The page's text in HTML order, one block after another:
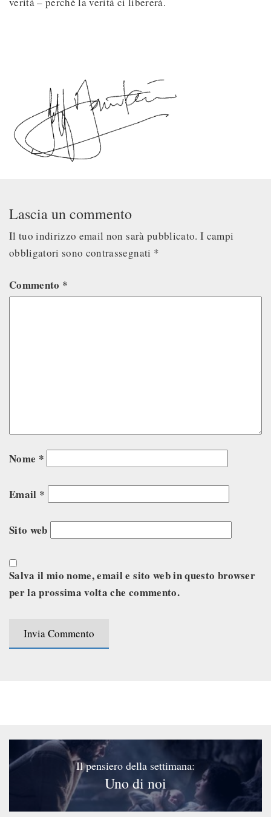
Lascia un commento
Il tuo indirizzo email non sarà pubblicato. I campi
obbligatori sono contrassegnati *
Commento *
Nome *
Email *
Sito web
Salva il mio nome, email e sito web in questo browser
per la prossima volta che commento.
Il pensiero della settimana:
Uno di noi